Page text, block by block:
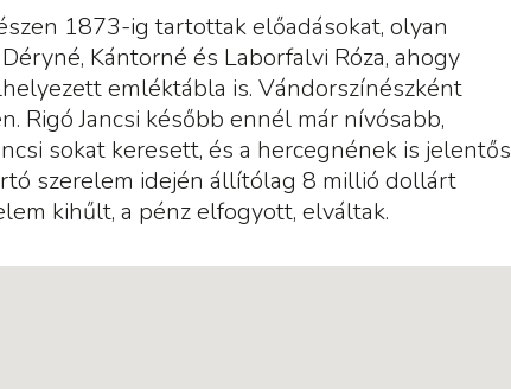
1873-ig tartottak előadásokat, olyan
Kántorné és Laborfalvi Róza, ahogy
emléktábla is. Vándorszínészként
Rigó Jancsi később ennél már nívósabb,
sokat keresett, és a hercegnének is jelentős
szerelem idején állítólag 8 millió dollárt
kihűlt, a pénz elfogyott, elváltak.